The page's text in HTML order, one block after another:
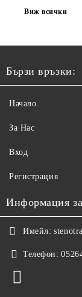
Виж всички
Бързи връзки:
Начало
За Нас
Вход
Регистрация
Информация
Имейл:
Телефон: